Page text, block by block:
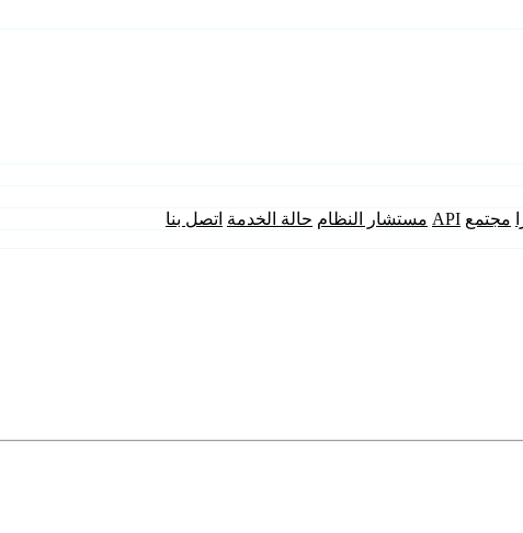
مجتمع API مستشار النظام حالة الخدمة اتصل بنا